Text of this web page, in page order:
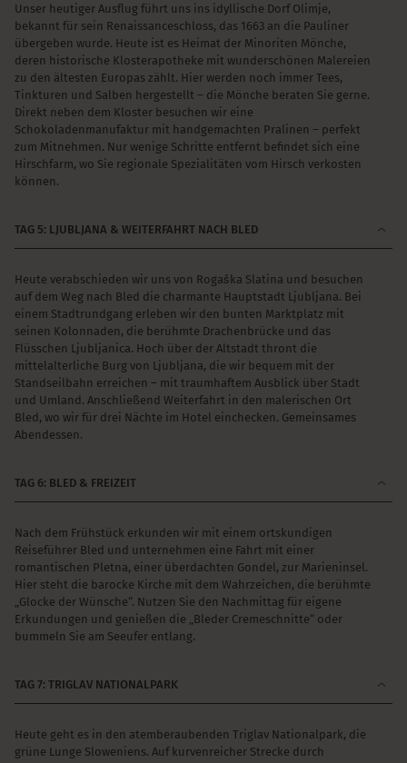
Unser heutiger Ausflug führt uns ins idyllische Dorf Olimje,
bekannt für sein Renaissanceschloss, das 1663 an die Pauliner
übergeben wurde. Heute ist es Heimat der Minoriten Mönche,
deren historische Klosterapotheke mit wunderschönen Malereien
zu den ältesten Europas zählt. Hier werden noch immer Tees,
Tinkturen und Salben hergestellt – die Mönche beraten Sie gerne.
Direkt neben dem Kloster besuchen wir eine
Schokoladenmanufaktur mit handgemachten Pralinen – perfekt
zum Mitnehmen. Nur wenige Schritte entfernt befindet sich eine
Hirschfarm, wo Sie regionale Spezialitäten vom Hirsch verkosten
können.
TAG 5: LJUBLJANA & WEITERFAHRT NACH BLED
Heute verabschieden wir uns von Rogaška Slatina und besuchen
auf dem Weg nach Bled die charmante Hauptstadt Ljubljana. Bei
einem Stadtrundgang erleben wir den bunten Marktplatz mit
seinen Kolonnaden, die berühmte Drachenbrücke und das
Flüsschen Ljubljanica. Hoch über der Altstadt thront die
mittelalterliche Burg von Ljubljana, die wir bequem mit der
Standseilbahn erreichen – mit traumhaftem Ausblick über Stadt
und Umland. Anschließend Weiterfahrt in den malerischen Ort
Bled, wo wir für drei Nächte im Hotel einchecken. Gemeinsames
Abendessen.
TAG 6: BLED & FREIZEIT
Nach dem Frühstück erkunden wir mit einem ortskundigen
Reiseführer Bled und unternehmen eine Fahrt mit einer
romantischen Pletna, einer überdachten Gondel, zur Marieninsel.
Hier steht die barocke Kirche mit dem Wahrzeichen, die berühmte
„Glocke der Wünsche“. Nutzen Sie den Nachmittag für eigene
Erkundungen und genießen die „Bleder Cremeschnitte“ oder
bummeln Sie am Seeufer entlang.
TAG 7: TRIGLAV NATIONALPARK
Heute geht es in den atemberaubenden Triglav Nationalpark, die
grüne Lunge Sloweniens. Auf kurvenreicher Strecke durch